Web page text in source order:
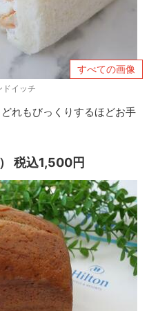
すべての画像
ドイッチ
れもびっくりするほどお手
税込1,500円